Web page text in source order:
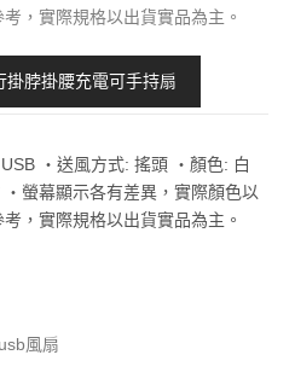
，實際規格以出貨實品為主。
脖掛腰充電可手持扇
‧送風方式: 搖頭 ‧顏色: 白
螢幕顯示各有差異，實際顏色以
，實際規格以出貨實品為主。
風扇